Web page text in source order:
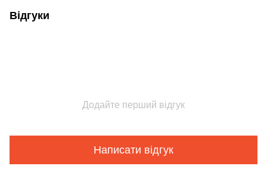
Відгуки
Додайте перший відгук
Написати відгук